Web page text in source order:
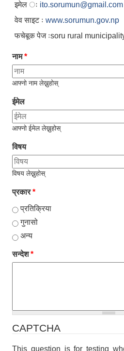
इमेल ः ito.sorumun@gmail.com
वेव साइट ः www.sorumun.gov.np
फचेबूक पेज ःsoru rural
नाम*
आफ्नो नाम लेख्नुहोस्
ईमेल
आफ्नो ईमेल लेख्नुहोस्
विषय
विषय लेख्नुहोस्
प्रकार*
प्रतिक्रिया
गुनासो
अन्य
सन्देश*
CAPTCHA
This question is for testing